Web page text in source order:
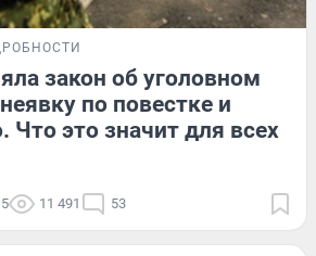
закон об уголовном
по повестке и
Что это значит для всех
11 491 53